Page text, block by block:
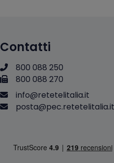
Contatti
800 088 250
800 088 270
info@retetelitalia.it
posta@pec.retetelitalia.it